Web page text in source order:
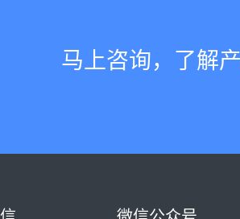
马上咨询，了解